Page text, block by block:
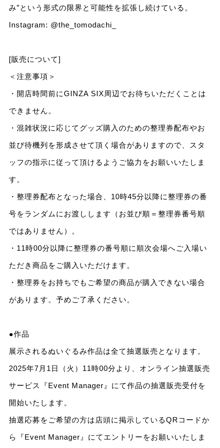
み”という形式の限界と可能性を拡張し続けている。
Instagram: @the_tomodachi_
[販売について]
＜注意事項＞
・開店時間前にGINZA SIX周辺でお待ちいただくことは
できません。
・混雑状況に応じてグッズ購入のための整理券配布やお
並び待機列を形成させて頂く場合がありますので、スタ
ッフの指示に従って頂けるようご協力をお願いいたしま
す。
・整理券配布となった場合、10時45分以降に整理券の番
号をランダムにお渡しします（お並び順＝整理券番号順
ではありません）。
・11時00分以降に整理券の番号順に順次会場へご入場い
ただき商品をご購入いただけます。
・整理券をお持ちでもご希望の商品が購入できない場合
があります。予めご了承ください。
●作品
展示されるぬいぐるみ作品は全て抽選販売となります。
2025年7月1日（火）11時00分より、オンライン抽選販売
サービス『Event Manager』にて作品の抽選販売受付を
開始いたします。
抽選応募をご希望の方は店頭に掲示しているQRコードか
ら『Event Manager』にてエントリーをお願いいたしま